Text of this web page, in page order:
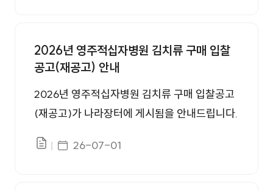
2026년 영주적십자병원 김치류 구매 입찰
공고(재공고) 안내
2026년 영주적십자병원 김치류 구매 입찰공고
(재공고)가 나라장터에 게시됨을 안내드립니다.
파일있음게시일자
26-07-01